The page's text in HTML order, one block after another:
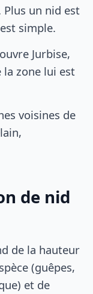
un nid est
simple.
Jurbise,
la zone lui est
voisines de
de nid
de la hauteur
(guêpes,
et de